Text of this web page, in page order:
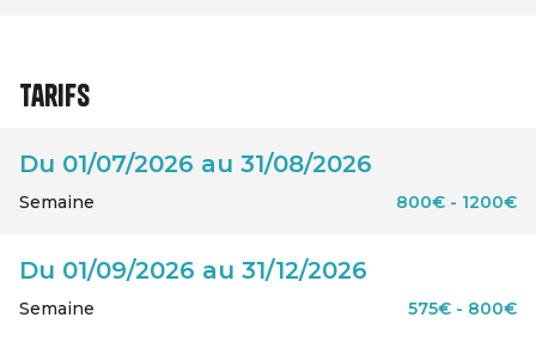
Tarifs
Du 01/07/2026 au 31/08/2026
Semaine 800€ - 1200€
Du 01/09/2026 au 31/12/2026
Semaine 575€ - 800€